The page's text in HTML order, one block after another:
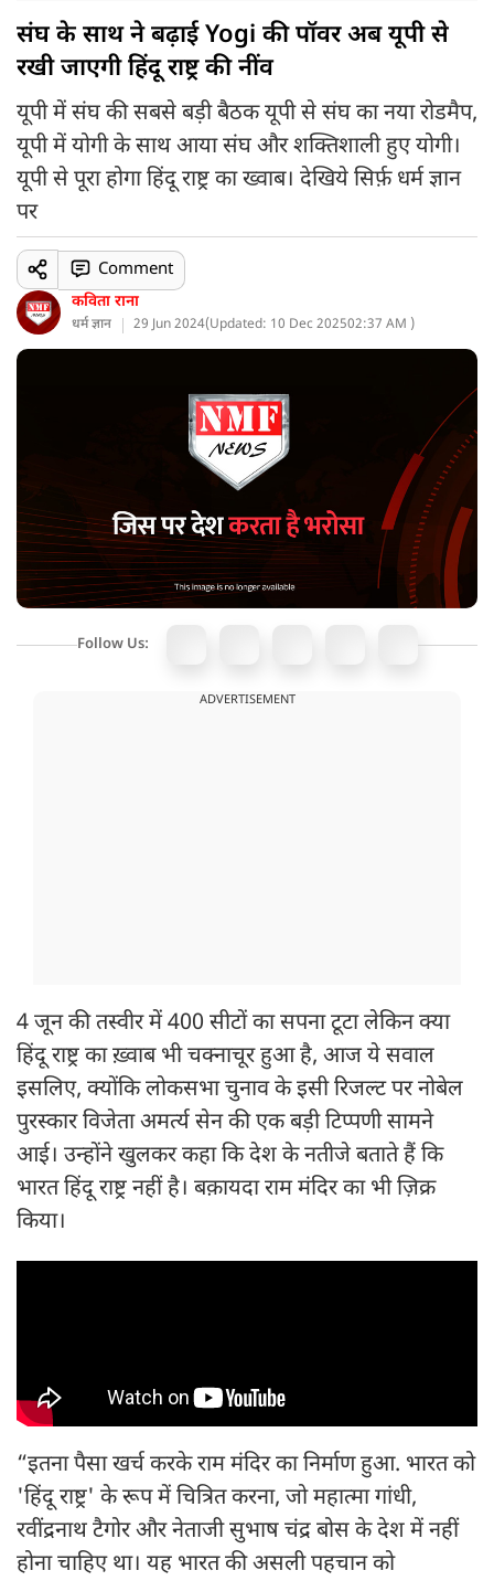
संघ के साथ ने बढ़ाई Yogi की पॉवर अब यूपी से
रखी जाएगी हिंदू राष्ट्र की नींव
यूपी में संघ की सबसे बड़ी बैठक यूपी से संघ का नया रोडमैप,
यूपी में योगी के साथ आया संघ और शक्तिशाली हुए योगी।
यूपी से पूरा होगा हिंदू राष्ट्र का ख्वाब। देखिये सिर्फ़ धर्म ज्ञान
पर
कविता राना
धर्म ज्ञान 29 Jun 2024(Updated: 10 Dec 202502:37 AM )
Comment
Follow Us:
ADVERTISEMENT
4 जून की तस्वीर में 400 सीटों का सपना टूटा लेकिन क्या
हिंदू राष्ट्र का ख़्वाब भी चक्नाचूर हुआ है, आज ये सवाल
इसलिए, क्योंकि लोकसभा चुनाव के इसी रिजल्ट पर नोबेल
पुरस्कार विजेता अमर्त्य सेन की एक बड़ी टिप्पणी सामने
आई। उन्होंने खुलकर कहा कि देश के नतीजे बताते हैं कि
भारत हिंदू राष्ट्र नहीं है। बक़ायदा राम मंदिर का भी ज़िक्र
किया।
“इतना पैसा खर्च करके राम मंदिर का निर्माण हुआ. भारत को
'हिंदू राष्ट्र' के रूप में चित्रित करना, जो महात्मा गांधी,
रवींद्रनाथ टैगोर और नेताजी सुभाष चंद्र बोस के देश में नहीं
होना चाहिए था। यह भारत की असली पहचान को